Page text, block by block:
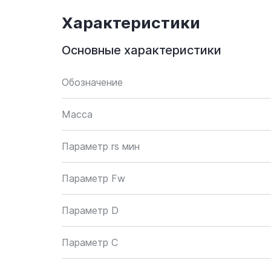
Характеристики
Основные характеристики
Обозначение
Масса
Параметр rs мин
Параметр Fw
Параметр D
Параметр C